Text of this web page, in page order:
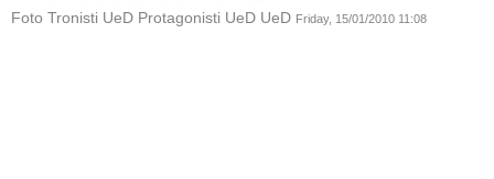
Foto Tronisti UeD Protagonisti UeD UeD Friday, 15/01/2010 11:08